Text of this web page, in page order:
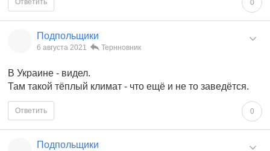
0
Ответить
Подпольщики
6 августа 2021 Тернновник
В Украине - видел.
Там такой тёплый климат - что ещё и не то заведётся.
0
Ответить
Подпольщики